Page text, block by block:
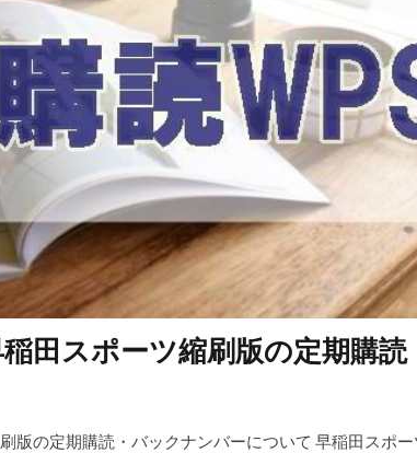
田スポーツ縮刷版の定期購読
版の定期購読・バックナンバーについて 早稲田スポ